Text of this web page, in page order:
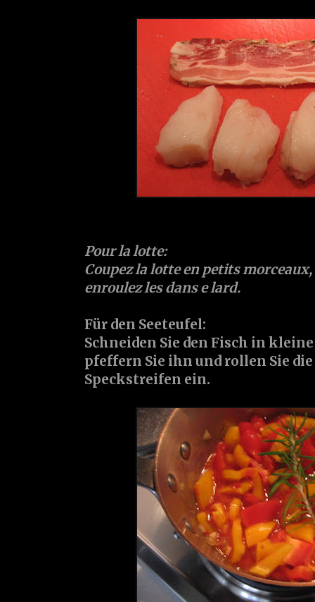
Pour la lotte:
Coupez la lotte en petits
enroulez les dans e lard.
Für den Seeteufel:
Schneiden Sie den Fisch in
pfeffern Sie ihn und rollen Sie
Speckstreifen ein.